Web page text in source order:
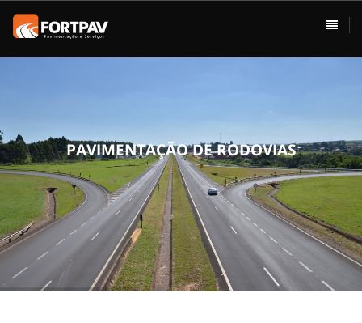
Vias Urbanas
Rodovias
Drenagem
Terraplenagem
PAVIMENTAÇÃODERODOVIAS